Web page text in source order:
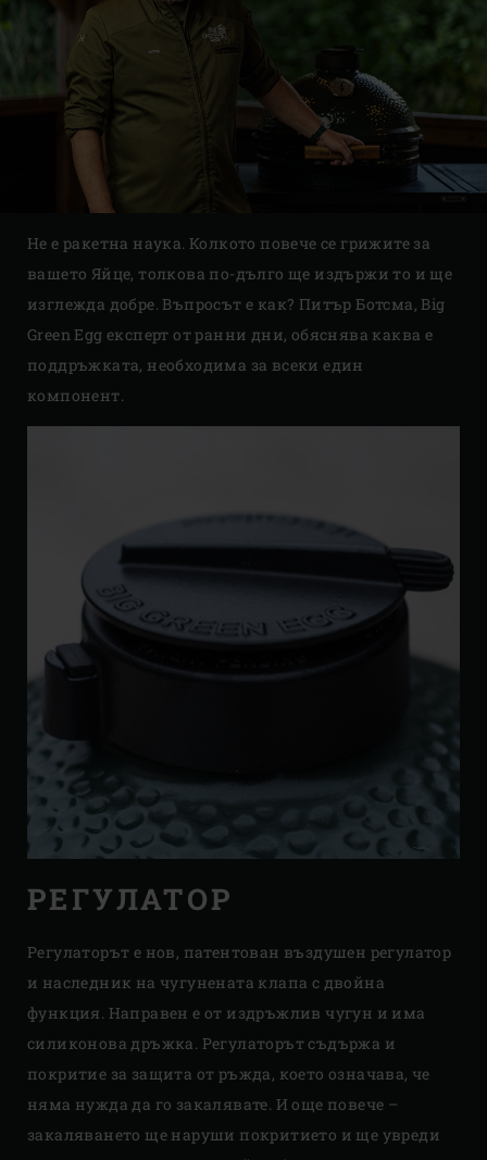
Не е ракетна наука. Колкото повече се грижите за
вашето Яйце, толкова по-дълго ще издържи то и ще
изглежда добре. Въпросът е как? Питър Ботсма, Big
Green Egg експерт от ранни дни, обяснява каква е
поддръжката, необходима за всеки един
компонент.
РЕГУЛАТОР
Регулаторът е нов, патентован въздушен регулатор
и наследник на чугунената клапа с двойна
функция. Направен е от издръжлив чугун и има
силиконова дръжка. Регулаторът съдържа и
покритие за защита от ръжда, което означава, че
няма нужда да го закалявате. И още повече –
закаляването ще наруши покритието и ще увреди